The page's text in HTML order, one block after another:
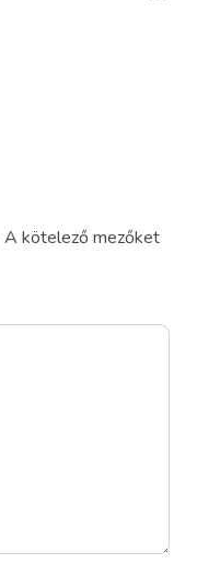
A kötelező mezőket